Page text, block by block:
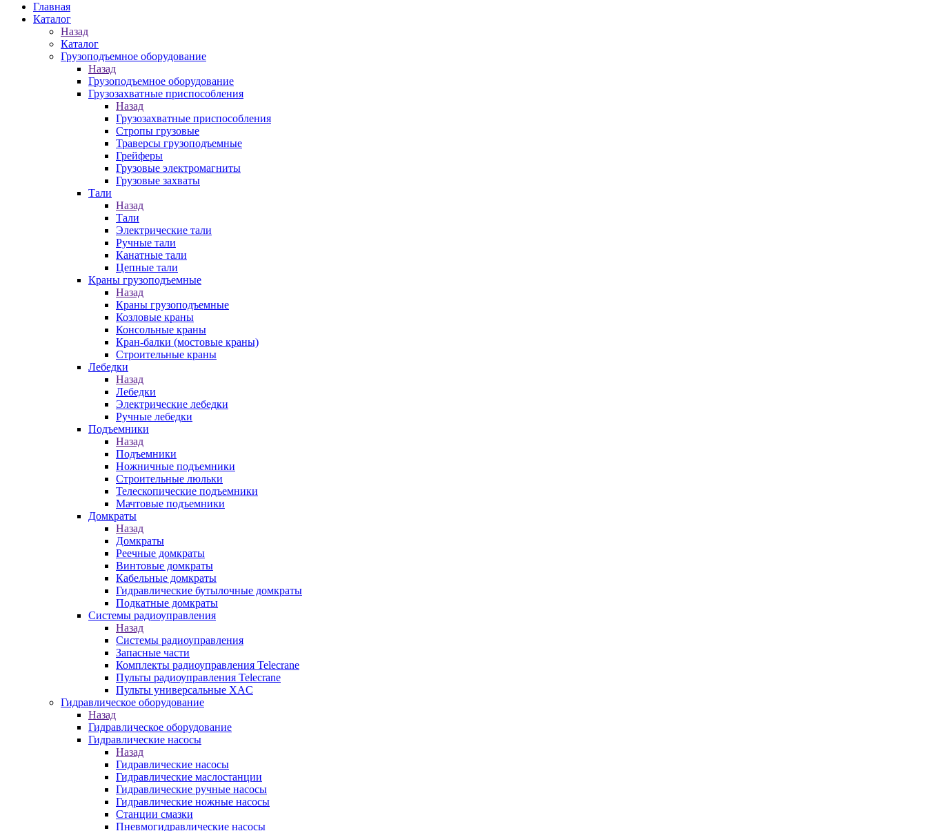
Главная
Каталог
Назад
Каталог
Грузоподъемное оборудование
Назад
Грузоподъемное оборудование
Грузозахватные приспособления
Назад
Грузозахватные приспособления
Стропы грузовые
Траверсы грузоподъемные
Грейферы
Грузовые электромагниты
Грузовые захваты
Тали
Назад
Тали
Электрические тали
Ручные тали
Канатные тали
Цепные тали
Краны грузоподъемные
Назад
Краны грузоподъемные
Козловые краны
Консольные краны
Кран-балки (мостовые краны)
Строительные краны
Лебедки
Назад
Лебедки
Электрические лебедки
Ручные лебедки
Подъемники
Назад
Подъемники
Ножничные подъемники
Строительные люльки
Телескопические подъемники
Мачтовые подъемники
Домкраты
Назад
Домкраты
Реечные домкраты
Винтовые домкраты
Кабельные домкраты
Гидравлические бутылочные домкраты
Подкатные домкраты
Системы радиоуправления
Назад
Системы радиоуправления
Запасные части
Комплекты радиоуправления Telecrane
Пульты радиоуправления Telecrane
Пульты универсальные XAC
Гидравлическое оборудование
Назад
Гидравлическое оборудование
Гидравлические насосы
Назад
Гидравлические насосы
Гидравлические маслостанции
Гидравлические ручные насосы
Гидравлические ножные насосы
Станции смазки
Пневмогидравлические насосы